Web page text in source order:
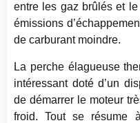
entre les gaz brûlés et
émissions
de carburant moindre.
La perche élagueuse
intéressant doté d’un
de démarrer le moteur
froid. Tout se résume